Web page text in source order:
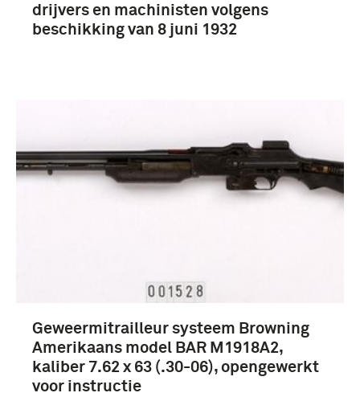
1751-1800 (9)
Landmacht (niet Nederland) (8)
infanterie (7)
drijvers en machinisten volgens
beschikking van 8 juni 1932
Geweermitrailleur systeem Browning
Amerikaans model BAR M1918A2,
kaliber 7.62 x 63 (.30-06), opengewerkt
voor instructie